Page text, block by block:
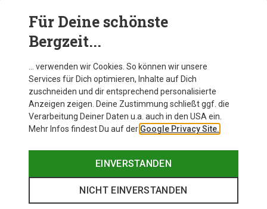
ACCESSOIRES
Für Deine schönste
Bergzeit...
… verwenden wir Cookies. So können wir unsere
Services für Dich optimieren, Inhalte auf Dich
zuschneiden und dir entsprechend personalisierte
Anzeigen zeigen. Deine Zustimmung schließt ggf. die
Verarbeitung Deiner Daten u.a. auch in den USA ein.
Mehr Infos findest Du auf der Google Privacy Site.
EINVERSTANDEN
NICHT EINVERSTANDEN